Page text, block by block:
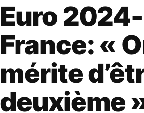
Euro 2024-
France: «
mérite
deuxième